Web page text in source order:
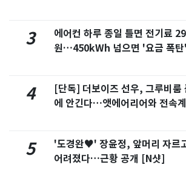
3
에어컨 하루 종일 틀면 전기료
원…450kWh 넘으면 '요금 폭탄'
4
[단독] 더보이즈 선우, 그루비룸
에 안긴다…앳에어리어와 전속
5
'도경완♥' 장윤정, 앞머리 자르
어려졌다…근황 공개 [N샷]